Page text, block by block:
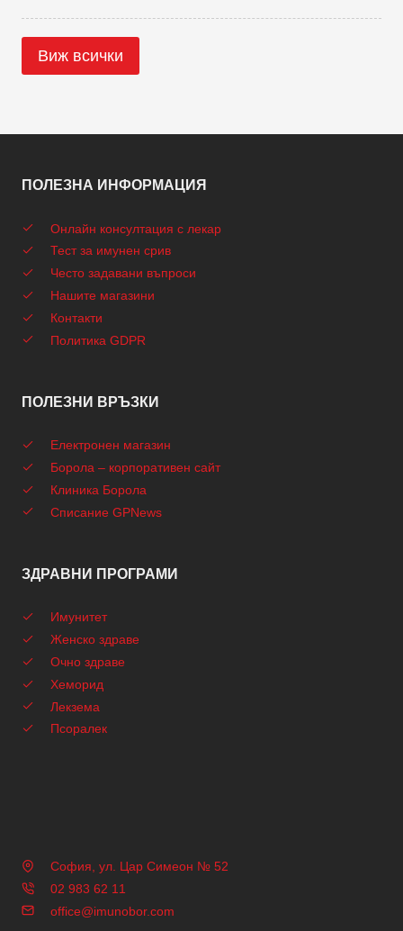
Виж всички
ПОЛЕЗНА ИНФОРМАЦИЯ
Онлайн консултация с лекар
Тест за имунен срив
Често задавани въпроси
Нашите магазини
Контакти
Политика GDPR
ПОЛЕЗНИ ВРЪЗКИ
Електронен магазин
Борола – корпоративен сайт
Клиника Борола
Списание GPNews
ЗДРАВНИ ПРОГРАМИ
Имунитет
Женско здраве
Очно здраве
Хеморид
Лекзема
Псоралек
София, ул. Цар Симеон № 52
02 983 62 11
office@imunobor.com